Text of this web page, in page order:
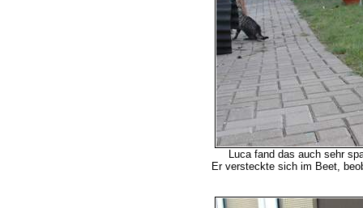
Luca fand das auch sehr
Er versteckte sich im Beet,